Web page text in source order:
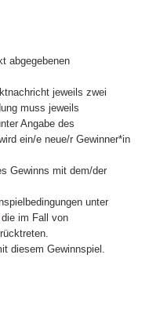
abgegebenen
jeweils zwei
muss jeweils
Angabe des
ein/e neue/r Gewinner*in
Gewinns mit dem/der
unter
die im Fall von
diesem Gewinnspiel.